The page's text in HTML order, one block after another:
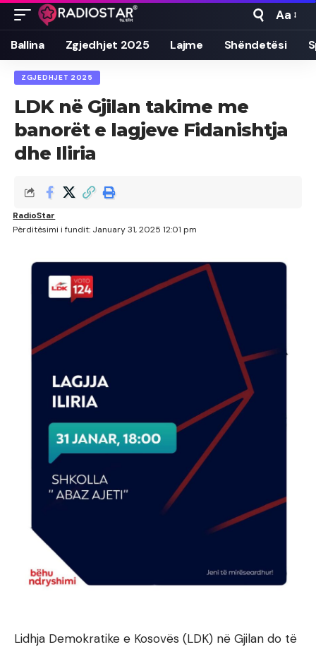
Font
Resizer
Aa
Ballina Zgjedhjet 2025 Lajme Shëndetësi
ZGJEDHJET 2025
LDK në Gjilan takime me
banorët e lagjeve Fidanishtja
dhe Iliria
Përditësimi i fundit: January 31, 2025 12:01 pm
RadioStar
Lidhja Demokratike e Kosovës (LDK) në Gjilan do të